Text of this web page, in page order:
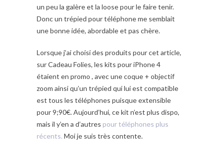
un peu la galère et la loose pour le faire tenir.
Donc un trépied pour téléphone me semblait
une bonne idée, abordable et pas chère.
Lorsque j’ai choisi des produits pour cet article,
sur Cadeau Folies, les kits pour iPhone 4
étaient en promo , avec une coque + objectif
zoom ainsi qu’un trépied qui lui est compatible
est tous les téléphones puisque extensible
pour 9;90€. Aujourd’hui, ce kit n’est plus dispo,
mais il y’en a d’autres pour téléphones plus
récents. Moi je suis très contente.